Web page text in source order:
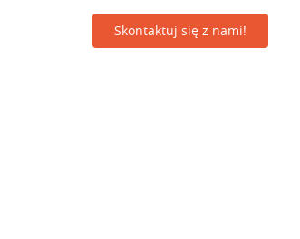
Skontaktuj się z nami!